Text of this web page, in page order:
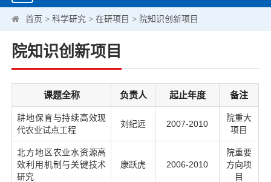
navigation
首页 >科学研究 >在研项目 > 院知识创新项目
院知识创新项目
课题全称 负责人 起止年度 备注
耕地保育与持续高效现
代农业试点工程
刘纪远 2007-2010
院重大
项目
北方地区农业水资源高
效利用机制与关键技术
研究
康跃虎 2006-2010
院重要
方向项
目